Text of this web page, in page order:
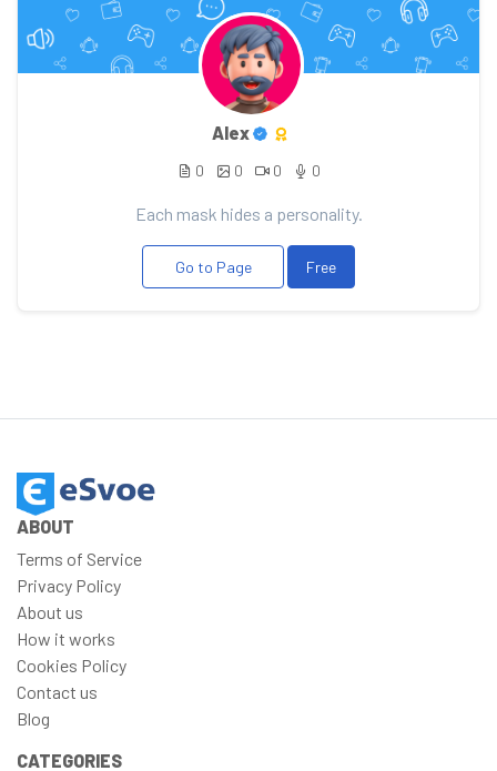
Alex
0 0 0 0
Each mask hides a personality.
Go to Page Free
ABOUT
Terms of Service
Privacy Policy
About us
How it works
Cookies Policy
Contact us
Blog
CATEGORIES